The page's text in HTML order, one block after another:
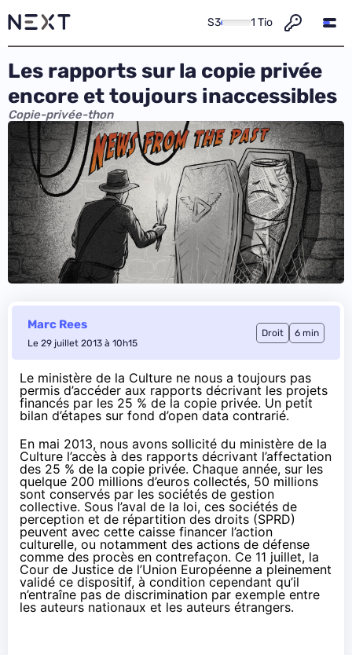
S3 1 Tio
Les rapports sur la copie privée
encore et toujours inaccessibles
Copie-privée-thon
Marc Rees
Le 29 juillet 2013 à 10h15
Droit 6 min
Le ministère de la Culture ne nous a toujours pas
permis d’accéder aux rapports décrivant les projets
financés par les 25 % de la copie privée. Un petit
bilan d’étapes sur fond d’open data contrarié.
En mai 2013, nous avons sollicité du ministère de la
Culture l’accès à des rapports décrivant l’affectation
des 25 % de la copie privée. Chaque année, sur les
quelque 200 millions d’euros collectés, 50 millions
sont conservés par les sociétés de gestion
collective. Sous l’aval de la loi, ces sociétés de
perception et de répartition des droits (SPRD)
peuvent avec cette caisse financer l’action
culturelle, ou notamment des actions de défense
comme des procès en contrefaçon. Ce 11 juillet, la
Cour de Justice de l’Union Européenne a pleinement
validé ce dispositif, à condition cependant qu’il
n’entraîne pas de discrimination par exemple entre
les auteurs nationaux et les auteurs étrangers.